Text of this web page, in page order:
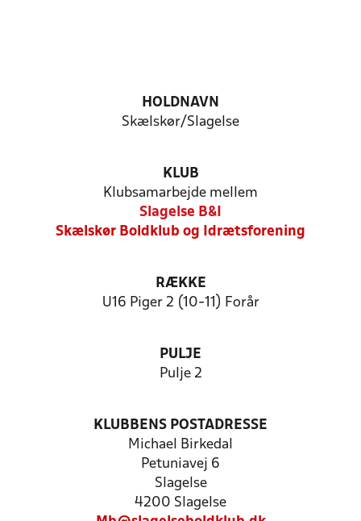
HOLDNAVN
Skælskør/Slagelse
KLUB
Klubsamarbejde mellem
Slagelse B&I
Skælskør Boldklub og Idrætsforening
RÆKKE
U16 Piger 2 (10-11) Forår
PULJE
Pulje 2
KLUBBENS POSTADRESSE
Michael Birkedal
Petuniavej 6
Slagelse
4200 Slagelse